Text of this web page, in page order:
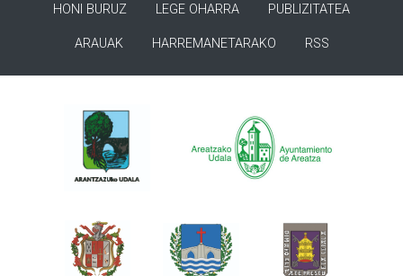
HONI BURUZ LEGE OHARRA PUBLIZITATEA
ARAUAK HARREMANETARAKO RSS